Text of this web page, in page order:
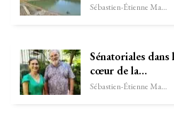
Sébastien-Étienne Marechal
Sénatoriales dans
cœur de la…
Sébastien-Étienne Marechal